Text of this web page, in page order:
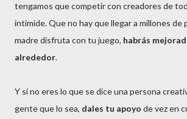
tengamos que competir con creadores de
intimide. Que no hay que llegar a millones de
madre disfruta con tu juego, habrás
alrededor.
Y si no eres lo que se dice una persona
gente que lo sea, dales tu apoyo de vez en